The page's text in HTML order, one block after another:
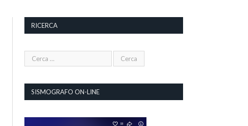
RICERCA
SISMOGRAFO ON-LINE